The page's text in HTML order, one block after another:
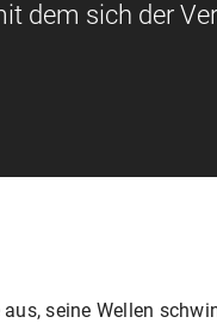
dem sich der
seine Wellen